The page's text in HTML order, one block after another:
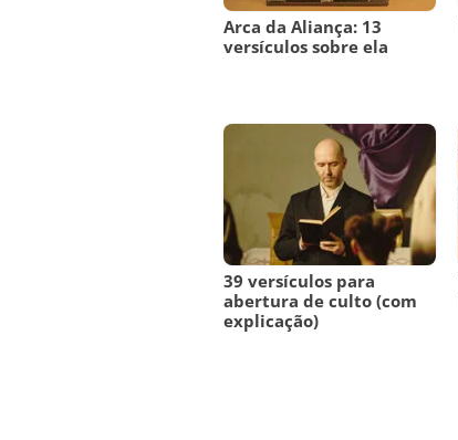
Arca da Aliança: 13
versículos sobre ela
39 versículos para
abertura de culto (com
explicação)